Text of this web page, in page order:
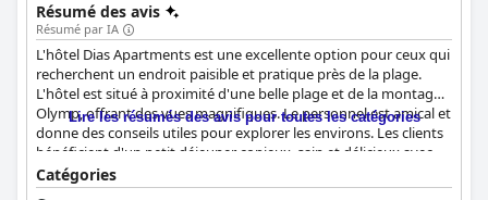
Résumé des avis
Résumé par IA
L'hôtel Dias Apartments est une excellente option pour ceux qui
recherchent un endroit paisible et pratique près de la plage.
L'hôtel est situé à proximité d'une belle plage et de la montagne
Olymp, offrant des vues magnifiques. Le personnel est amical et
donne des conseils utiles pour explorer les environs. Les clients
bénéficient d'un petit déjeuner copieux, sain et délicieux avec
des options provenant directement du jardin. Les appartements
sont spacieux et dotés d'une kitchenette et d'une salle de bains
Lire les résumés des avis pour toutes les catégories
Catégories